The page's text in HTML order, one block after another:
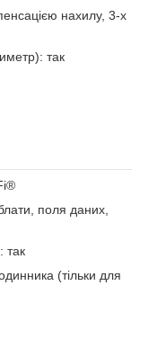
нахилу, 3-х
так
поля даних,
так
(тільки для